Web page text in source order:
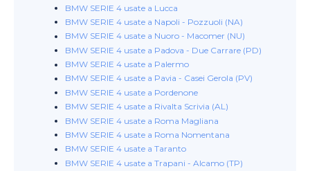
BMW SERIE 4 usate a Lucca
BMW SERIE 4 usate a Napoli - Pozzuoli (NA)
BMW SERIE 4 usate a Nuoro - Macomer (NU)
BMW SERIE 4 usate a Padova - Due Carrare (PD)
BMW SERIE 4 usate a Palermo
BMW SERIE 4 usate a Pavia - Casei Gerola (PV)
BMW SERIE 4 usate a Pordenone
BMW SERIE 4 usate a Rivalta Scrivia (AL)
BMW SERIE 4 usate a Roma Magliana
BMW SERIE 4 usate a Roma Nomentana
BMW SERIE 4 usate a Taranto
BMW SERIE 4 usate a Trapani - Alcamo (TP)